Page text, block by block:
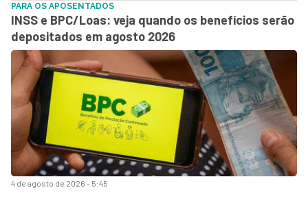
4 de agosto de 2026 - 5:45
PARA OS APOSENTADOS
INSS e BPC/Loas: veja quando os benefícios serão
depositados em agosto 2026